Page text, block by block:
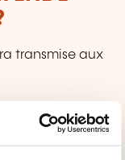
transmise aux